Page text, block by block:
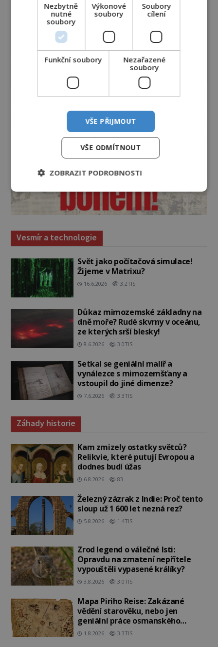
Vesmír a technologie
Svět jako počítačová simulace!
Žijeme v Matrixu?
16.6.2026 3.2TIS
Důkaz mimozemské základny na
dně moře? Rudé skvrny v oceánu,
ze kterých srší blesky!
8.6.2026 3.0TIS
Setkal se geniální malíř a
vynálezce s mimozemšťany a
vstoupil do jiné dimenze?
7.6.2026 3.3TIS
Záhady historie
Kam zmizely ostatky světců?
Relikvie, které putují Evropou a
dodnes budí úžas
6.8.2026 83
Železný zázrak z Indie: Proč tento
sloup už 1 600 let nezná rez?
5.8.2026 1.4TIS
Zrod legend o válečné lsti:
Opravdu na zmatení nepřítele
vypouštěli vypasené králíky?
3.8.2026 3.0TIS
Mapa Piriho Reise: Zakázané
vědění starověku, nebo jen
geniální práce osmanského
admirála?
1.8.2026 3.3TIS
Nezbytně
nutné
soubory
Výkonové
soubory
Soubory
cílení
Funkční soubory
Nezařazené
soubory
VŠE PŘIJMOUT
VŠE ODMÍTNOUT
ZOBRAZIT PODROBNOSTI